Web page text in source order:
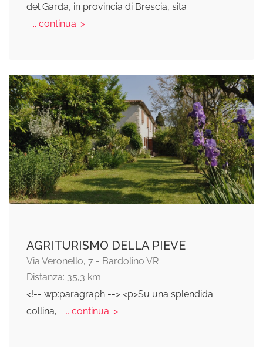
del Garda, in provincia di Brescia, sita
... continua: >
AGRITURISMO DELLA PIEVE
Via Veronello, 7 - Bardolino VR
Distanza: 35,3 km
<!-- wp:paragraph --> <p>Su una splendida
collina,
... continua: >